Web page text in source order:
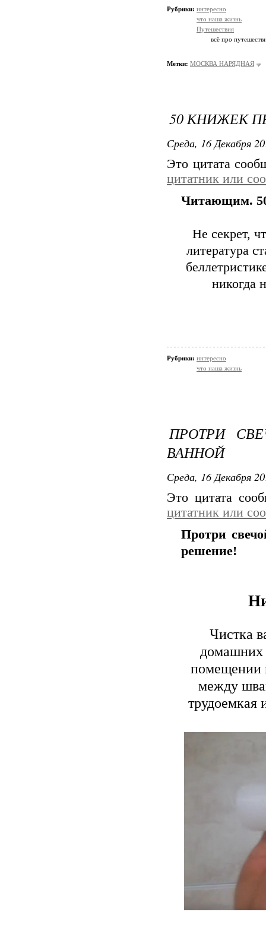
Рубрики: интересно
что наша жизнь
Путешествия
всё про
Метки: МОСКВА НАРЯДНАЯ
50 КНИЖЕК
Среда, 16 Декабря
Это цитата
цитатник или
Читающим.
Не секрет,
литература
никогда
Рубрики: интересно
что наша жизнь
ПРОТРИ
ВАННОЙ
Среда, 16 Декабря
Это цитата
цитатник или
Протри
решение!
Чистка
домашних
помещении
между
трудоемкая